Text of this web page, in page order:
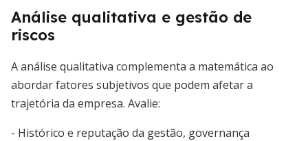
Análise qualitativa e gestão de
riscos
A análise qualitativa complementa a matemática ao
abordar fatores subjetivos que podem afetar a
trajetória da empresa. Avalie:
- Histórico e reputação da gestão, governança